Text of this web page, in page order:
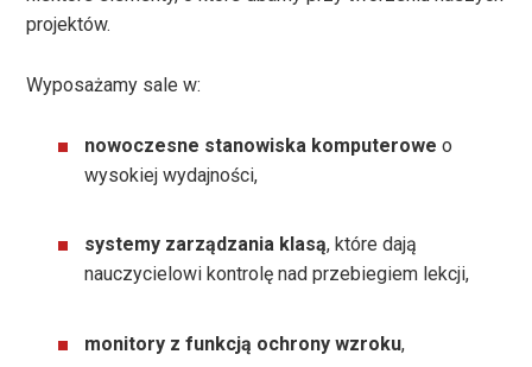
projektów.
Wyposażamy sale w:
nowoczesne stanowiska komputerowe o
wysokiej wydajności,
systemy zarządzania klasą, które dają
nauczycielowi kontrolę nad przebiegiem lekcji,
monitory z funkcją ochrony wzroku,